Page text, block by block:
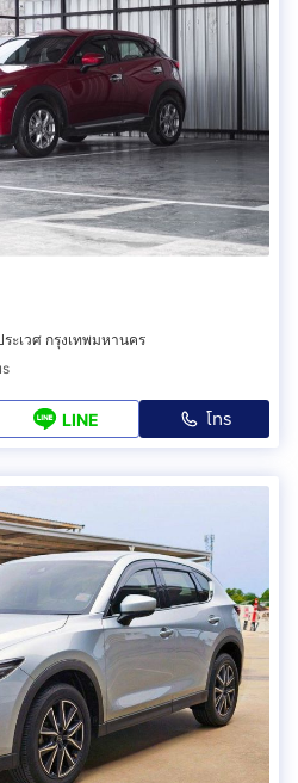
ระเวศ กรุงเทพมหานคร
LINE โทร